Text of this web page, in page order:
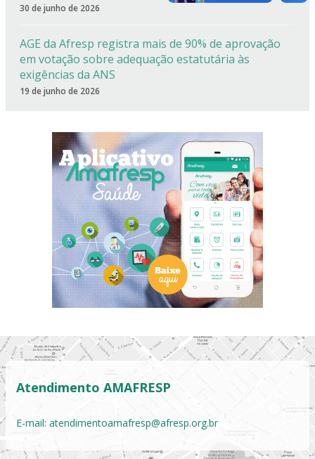
30 de junho de 2026
AGE da Afresp registra mais de 90% de aprovação
em votação sobre adequação estatutária às
exigências da ANS
19 de junho de 2026
Atendimento AMAFRESP
E-mail: atendimentoamafresp@afresp.org.br